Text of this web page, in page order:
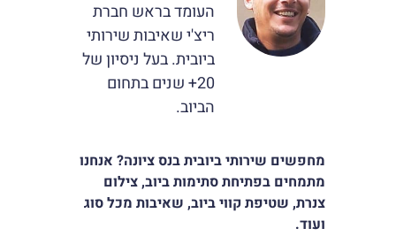
סמן קישורים
לאפס
את
כל
האפשרויות
cached
העומד בראש חברת
ריצ'י שאיבות שירותי
ביובית. בעל ניסיון של
20+ שנים בתחום
הביוב.
מחפשים שירותי ביובית בנס ציונה? אנחנו
מתמחים בפתיחת סתימות ביוב, צילום
צנרת, שטיפת קווי ביוב, שאיבות מכל סוג
ועוד.